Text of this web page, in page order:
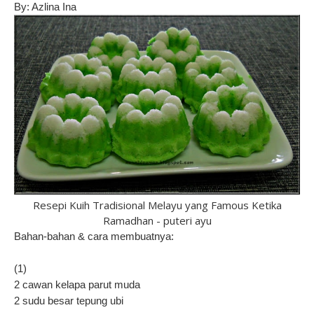
By: Azlina Ina
Resepi Kuih Tradisional Melayu yang Famous Ketika
Ramadhan - puteri ayu
Bahan-bahan & cara membuatnya:
(1)
2 cawan kelapa parut muda
2 sudu besar tepung ubi